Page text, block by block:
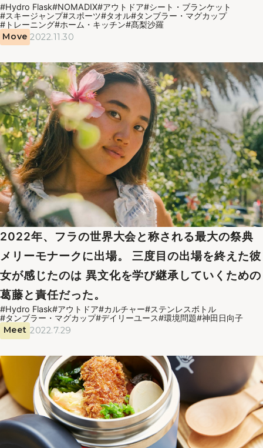
#Hydro Flask#NOMADIX#アウトドア#シート・ブランケット
#スキージャンプ#スポーツ#タオル#タンブラー・マグカップ
#トレーニング#ホーム・キッチン#髙梨沙羅
Move 2022.11.30
2022年、フラの世界大会と称される最大の祭典
メリーモナークに出場。 三度目の出場を終えた彼
女が感じたのは 異文化を学び継承していくための
葛藤と責任だった。
#Hydro Flask#アウトドア#カルチャー#ステンレスボトル
#タンブラー・マグカップ#デイリーユース#環境問題#神田日向子
Meet 2022.7.29